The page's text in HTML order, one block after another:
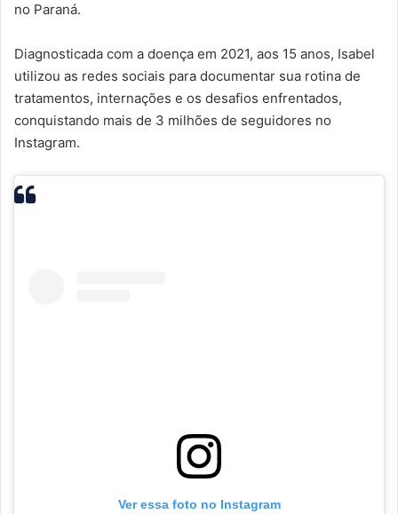
no Paraná.
Diagnosticada com a doença em 2021, aos 15 anos, Isabel
utilizou as redes sociais para documentar sua rotina de
tratamentos, internações e os desafios enfrentados,
conquistando mais de 3 milhões de seguidores no
Instagram.
Ver essa foto no Instagram